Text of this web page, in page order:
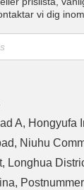
vi dig
A, Hongyufa
Niuhu
Longhua